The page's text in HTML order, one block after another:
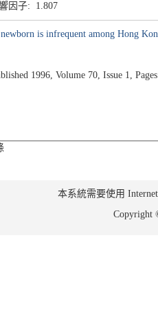
因子: 1.807
is infrequent among Hong
1996, Volume 70, Issue 1,
本系統需要使用
Copyright